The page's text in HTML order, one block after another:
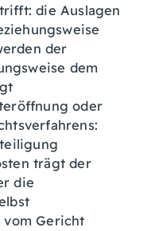
die Auslagen
der
dem
oder
trägt der
die
vom Gericht